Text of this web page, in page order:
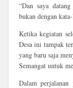
“Dan saya
bukan dengan
Ketika kegiatan
Desa ini tampak
yang baru saja
Semangat untuk
Dalam perjalanan